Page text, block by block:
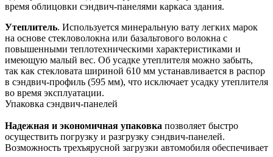
время облицовки сэндвич-панелями каркаса здания.
Утеплитель. Используется минеральную вату легких марок
на основе стекловолокна или базальтового волокна с
повышенными теплотехническими характеристиками и
имеющую малый вес. Об усадке утеплителя можно забыть,
так как стекловата шириной 610 мм устанавливается в распор
в сэндвич-профиль (595 мм), что исключает усадку утеплителя
во время эксплуатации.
Упаковка сэндвич-панелей
Надежная и экономичная упаковка позволяет быстро
осуществить погрузку и разгрузку сэндвич-панелей.
Возможность трехъярусной загрузки автомобиля обеспечивает